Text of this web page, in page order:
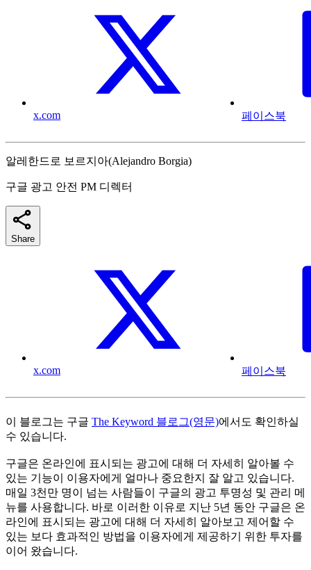
x.com 페이스북
알레한드로 보르지아(Alejandro Borgia)
구글 광고 안전 PM 디렉터
Share
x.com 페이스북
이 블로그는 구글 The Keyword 블로그(영문)에서도 확인하실
수 있습니다.
구글은 온라인에 표시되는 광고에 대해 더 자세히 알아볼 수
있는 기능이 이용자에게 얼마나 중요한지 잘 알고 있습니다.
매일 3천만 명이 넘는 사람들이 구글의 광고 투명성 및 관리 메
뉴를 사용합니다. 바로 이러한 이유로 지난 5년 동안 구글은 온
라인에 표시되는 광고에 대해 더 자세히 알아보고 제어할 수
있는 보다 효과적인 방법을 이용자에게 제공하기 위한 투자를
이어 왔습니다.